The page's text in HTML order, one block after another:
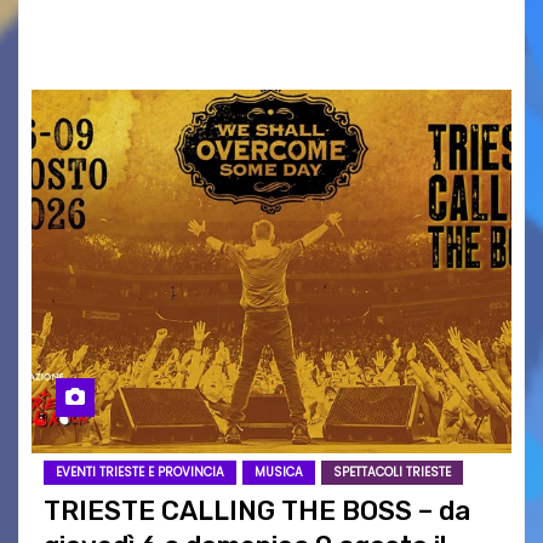
EVENTI TRIESTE E PROVINCIA MUSICA SPETTACOLI TRIESTE
TRIESTE CALLING THE BOSS – da